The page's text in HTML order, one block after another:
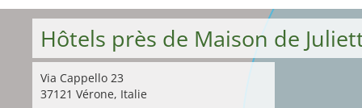
Hôtels près de Maison de
Via Cappello 23
37121 Vérone, Italie